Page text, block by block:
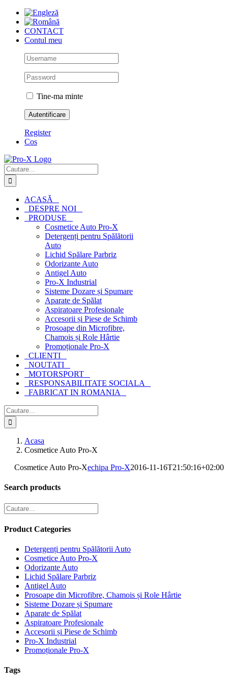
Skip
contentCONTACT
Contul meu
Tine-ma minte
Register
Cos
Cautare...
ACASĂ
DESPRE NOI
PRODUSE
Cosmetice Auto Pro-X
Detergenți pentru Spălătorii
Auto
Lichid Spălare Parbriz
Odorizante Auto
Antigel Auto
Pro-X Industrial
Sisteme Dozare și Spumare
Aparate de Spălat
Aspiratoare Profesionale
Accesorii și Piese de Schimb
Prosoape din Microfibre,
Chamois și Role Hârtie
Promoționale Pro-X
CLIENTI
NOUTATI
MOTORSPORT
RESPONSABILITATE SOCIALA
FABRICAT IN ROMANIA
Cautare...
Acasa
Cosmetice Auto Pro-X
Cosmetice Auto Pro-Xechipa Pro-X2016-11-16T21:50:16+02:00
Search products
Product Categories
Detergenți pentru Spălătorii Auto
Cosmetice Auto Pro-X
Odorizante Auto
Lichid Spălare Parbriz
Antigel Auto
Prosoape din Microfibre, Chamois și Role Hârtie
Sisteme Dozare și Spumare
Aparate de Spălat
Aspiratoare Profesionale
Accesorii și Piese de Schimb
Pro-X Industrial
Promoționale Pro-X
Tags